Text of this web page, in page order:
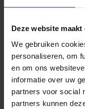
Deze website
We gebruiken
personaliseren, om
en om ons
informatie over uw
partners voor social
partners kunnen
prestigieus
Dr. Sylvia Faict
fundamenteel
Lees meer